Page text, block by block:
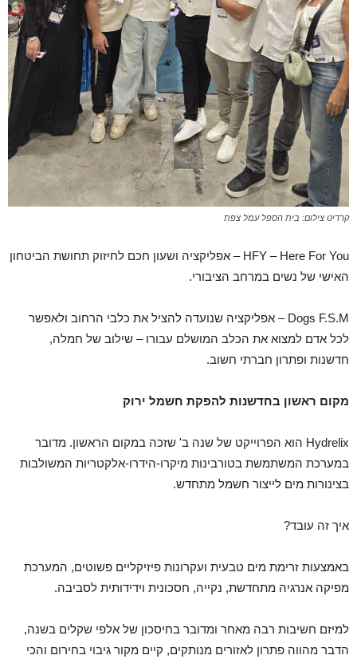
קרדיט צילום: בית הספל עמל צפת
HFY – Here For You – אפליקציה ושעון חכם לחיזוק תחושת הביטחון
האישי של נשים במרחב הציבורי.
Dogs F.S.M – אפליקציה שנועדה להציל את כלבי הרחוב ולאפשר
לכל אדם למצוא את הכלב המושלם עבורו – שילוב של חמלה,
חדשנות ופתרון חברתי חשוב.
מקום ראשון בחדשנות להפקת חשמל ירוק
Hydrelix הוא הפרוייקט של שנה ב' שזכה במקום הראשון. מדובר
במערכת המשתמשת בטורבינות מיקרו-הידרו-אלקטריות המשולבות
בצינורות מים לייצור חשמל מתחדש.
איך זה עובד?
באמצעות זרימת מים טבעית ועקרונות פיזיקליים פשוטים, המערכת
מפיקה אנרגיה מתחדשת, נקייה, חסכונית וידידותית לסביבה.
למיזם חשיבות רבה מאחר ומדובר בחיסכון של אלפי שקלים בשנה,
הדבר מהווה פתרון לאזורים מנותקים, קיים מקור גיבוי בחירום והכי